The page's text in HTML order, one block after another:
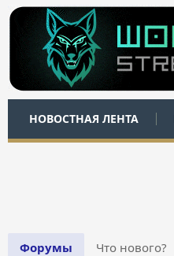
НОВОСТНАЯ ЛЕНТА
Форумы Что нового?